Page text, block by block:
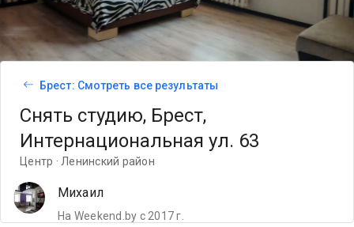
Брест: Смотреть все результаты
Снять студию, Брест,
Интернациональная ул. 63
Центр · Ленинский район
Михаил
На Weekend.by с 2017 г.